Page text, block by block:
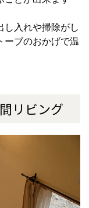
し入れや掃除がし
ーブのおかげで温
リビング